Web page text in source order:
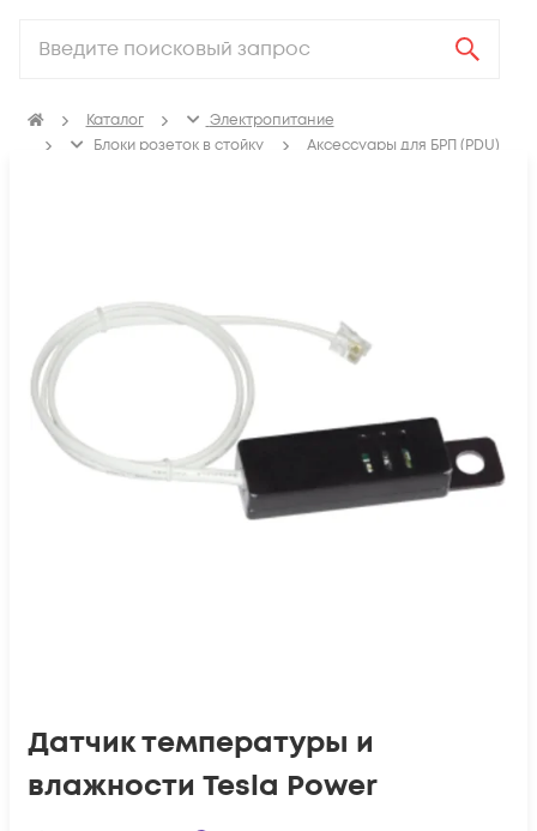
Каталог
Электропитание
Блоки розеток в стойку
Аксессуары для БРП (PDU)
Датчик температуры и
влажности Tesla Power